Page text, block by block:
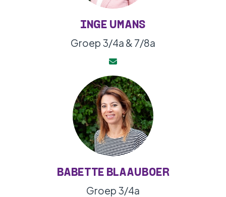
INGE UMANS
Groep 3/4a & 7/8a
BABETTE BLAAUBOER
Groep 3/4a